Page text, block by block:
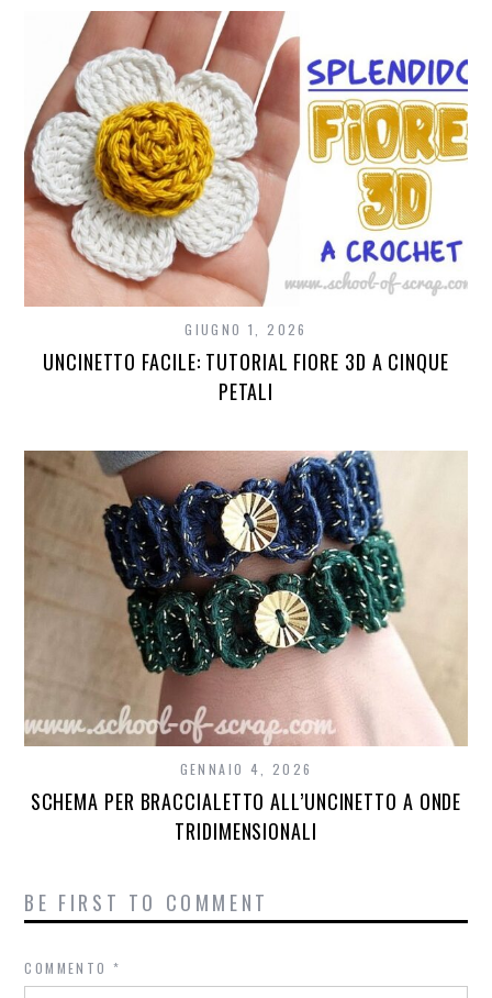
GIUGNO 1, 2026
UNCINETTO FACILE: TUTORIAL FIORE 3D A CINQUE
PETALI
GENNAIO 4, 2026
SCHEMA PER BRACCIALETTO ALL’UNCINETTO A ONDE
TRIDIMENSIONALI
BE FIRST TO COMMENT
COMMENTO*